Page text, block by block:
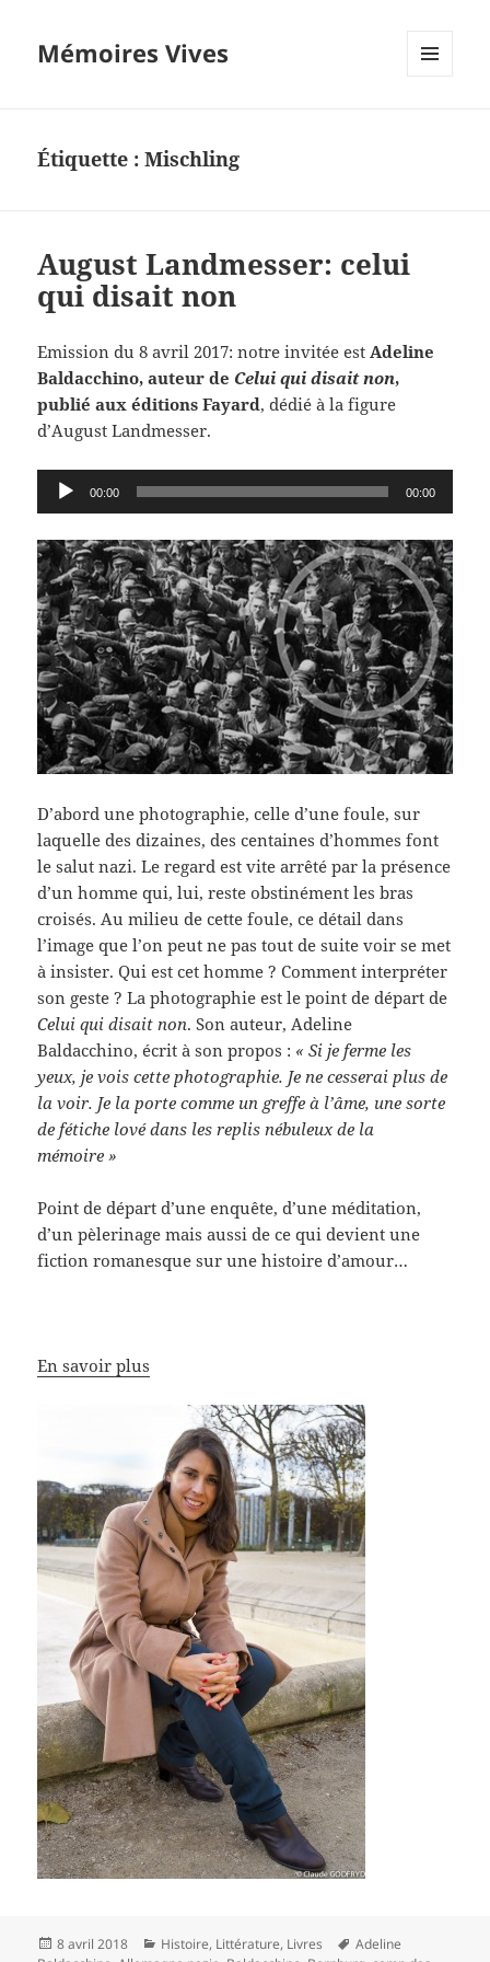
Mémoires Vives
Étiquette :Mischling
August Landmesser: celui
qui disait non
Emission du 8 avril 2017: notre invitée estAdeline
Baldacchino, auteur de Celui qui disait non,
publié aux éditions Fayard, dédié à la figure
d’August Landmesser.
Lecteur
audio
00:00 00:00
D’abord une photographie, celle d’une foule, sur
laquelle des dizaines, des centaines d’hommes font
le salut nazi. Le regard est vite arrêté par la présence
d’un homme qui, lui, reste obstinément les bras
croisés. Au milieu de cette foule, ce détail dans
l’image que l’on peut ne pas tout de suite voir se met
à insister. Qui est cet homme ? Comment interpréter
son geste ? La photographie est le point de départ de
Celui qui disait non. Son auteur, Adeline
Baldacchino, écrit à son propos : « Si je ferme les
yeux, je vois cette photographie. Je ne cesserai plus de
la voir. Je la porte comme un greffe à l’âme, une sorte
de fétiche lové dans les replis nébuleux de la
mémoire »
Point de départ d’une enquête, d’une méditation,
d’un pèlerinage mais aussi de ce qui devient une
fiction romanesque sur une histoire d’amour…
En savoir plus
Publié
8 avril 2018 Catégories
Histoire, Littérature, Livres
Mots-
Adeline